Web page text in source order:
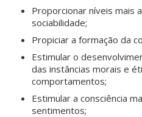
Proporcionar níveis mais
sociabilidade;
Propiciar a formação da
Estimular o
das instâncias morais e
comportamentos;
Estimular a consciência
sentimentos;